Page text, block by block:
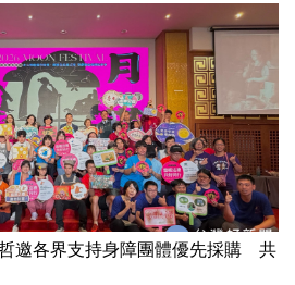
邀各界支持身障團體優先採購 共